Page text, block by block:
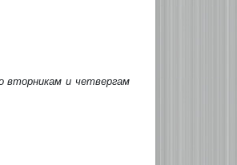
вторникам и четвергам